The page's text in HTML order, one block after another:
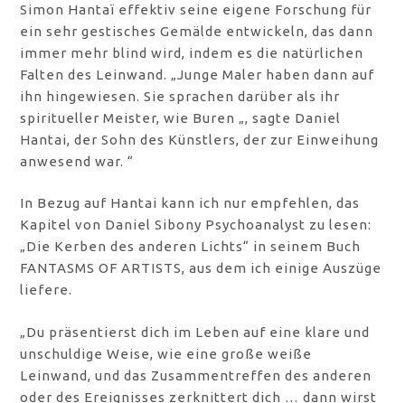
Simon Hantaï effektiv seine eigene Forschung für
ein sehr gestisches Gemälde entwickeln, das dann
immer mehr blind wird, indem es die natürlichen
Falten des Leinwand. „Junge Maler haben dann auf
ihn hingewiesen. Sie sprachen darüber als ihr
spiritueller Meister, wie Buren „, sagte Daniel
Hantai, der Sohn des Künstlers, der zur Einweihung
anwesend war. “
In Bezug auf Hantai kann ich nur empfehlen, das
Kapitel von Daniel Sibony Psychoanalyst zu lesen:
„Die Kerben des anderen Lichts“ in seinem Buch
FANTASMS OF ARTISTS, aus dem ich einige Auszüge
liefere.
„Du präsentierst dich im Leben auf eine klare und
unschuldige Weise, wie eine große weiße
Leinwand, und das Zusammentreffen des anderen
oder des Ereignisses zerknittert dich … dann wirst